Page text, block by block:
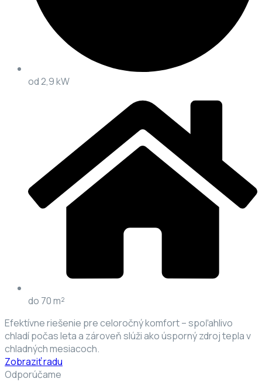
od 2,9 kW
do 70 m²
Efektívne riešenie pre celoročný komfort – spoľahlivo
chladí počas leta a zároveň slúži ako úsporný zdroj tepla v
chladných mesiacoch.
Zobraziť radu
Odporúčame